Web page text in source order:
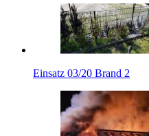
Einsatz 03/20 Brand 2